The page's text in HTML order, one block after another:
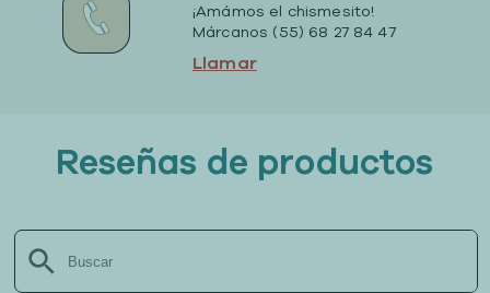
¡Amámos el chismesito!
Márcanos (55) 68 27 84 47
Llamar
Reseñas de productos